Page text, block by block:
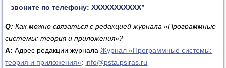
звоните по телефону: ХХХХХХХХХХХ”
Q: Как можно связаться с редакцией журнала «Программные
системы: теория и приложения»?
А: Адрес редакции журналаЖурнал «Программные системы:
теория и приложения»: info@psta.psiras.ru